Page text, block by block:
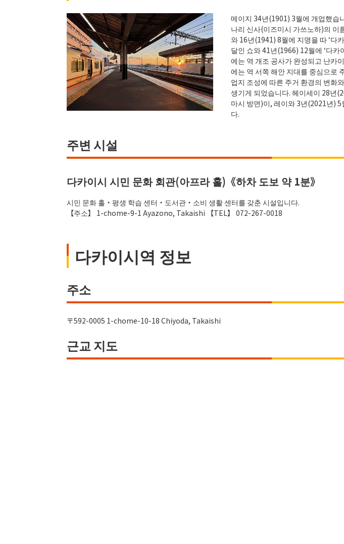
메이지 34년(1901) 3월에 개업했습
나리 신사(이즈미시 가쓰노하)의 이
와 16년(1941) 8월에 지명을 따 ‘다
달인 쇼와 41년(1966) 12월에 ‘다
에는 역 개조 공사가 완성되고 난카
에는 역 서쪽 해안 지대를 중심으로
업지 조성에 따른 주거 환경의 변화
생기게 되었습니다. 헤이세이 28년
마시 방면)이, 레이와 3년(2021년)
다.
주변 시설
다카이시 시민 문화 회관(아프라 홀)《하차 도보 약 1분》
시민 문화 홀・평생 학습 센터・도서관・소비 생활 센터를 갖춘 시설입니다.
【주소】 1-chome-9-1 Ayazono, Takaishi 【TEL】 072-267-0018
다카이시역 정보
주소
〒592-0005 1-chome-10-18 Chiyoda, Takaishi
근교 지도